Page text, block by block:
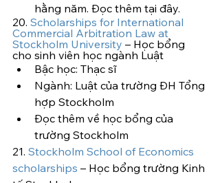
hằng năm. Đọc thêm tại đây.
20. Scholarships for International
Commercial Arbitration Law at
Stockholm University – Học bổng
cho sinh viên học ngành Luật
Bậc học: Thạc sĩ
Ngành: Luật của trường ĐH Tổng
hợp Stockholm
Đọc thêm về học bổng của
trường Stockholm
21. Stockholm School of Economics
scholarships – Học bổng trường Kinh